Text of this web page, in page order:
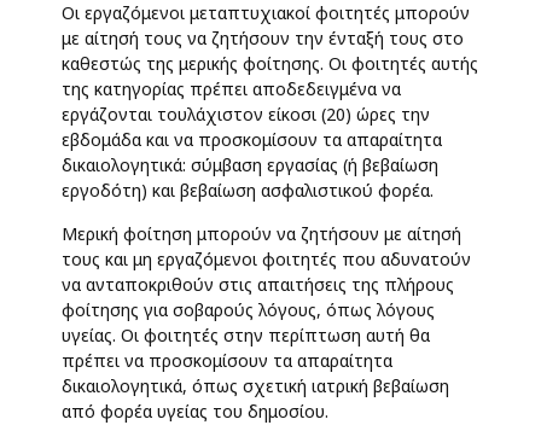
Οι εργαζόμενοι μεταπτυχιακοί φοιτητές μπορούν
με αίτησή τους να ζητήσουν την ένταξή τους στο
καθεστώς της μερικής φοίτησης. Οι φοιτητές αυτής
της κατηγορίας πρέπει αποδεδειγμένα να
εργάζονται τουλάχιστον είκοσι (20) ώρες την
εβδομάδα και να προσκομίσουν τα απαραίτητα
δικαιολογητικά: σύμβαση εργασίας (ή βεβαίωση
εργοδότη) και βεβαίωση ασφαλιστικού φορέα.
Μερική φοίτηση μπορούν να ζητήσουν με αίτησή
τους και μη εργαζόμενοι φοιτητές που αδυνατούν
να ανταποκριθούν στις απαιτήσεις της πλήρους
φοίτησης για σοβαρούς λόγους, όπως λόγους
υγείας. Οι φοιτητές στην περίπτωση αυτή θα
πρέπει να προσκομίσουν τα απαραίτητα
δικαιολογητικά, όπως σχετική ιατρική βεβαίωση
από φορέα υγείας του δημοσίου.